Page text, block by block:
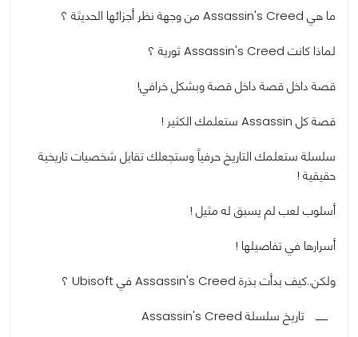
ما هي Assassin's Creed من وجهة نظر أجزائها الحديثة ؟
لماذا كانت Assassin's Creed ثورية ؟
قصة داخل قصة داخل قصة وبشكل خرافي!
قصة كل Assassin ستعلمك الكثير !
سلسلة ستعلمك التاريخ حرفياً وستجعلك تقابل شخصيات تاريخية
حقيقية !
أسلوب لعب لم يسبق له مثيل !
أسرارها في تفاصيلها !
ولكن..كيف بدأت بذرة Assassin's Creed في Ubisoft ؟
تاريخ سلسلة Assassin's Creed